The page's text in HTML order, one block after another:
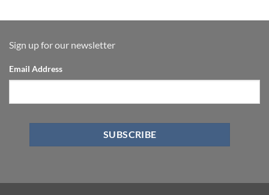
Sign up for our newsletter
Email Address